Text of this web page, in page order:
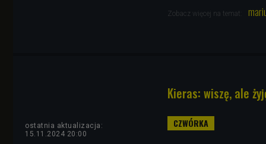
Zobacz więcej na temat:
Kieras: wiszę, ale
ostatnia aktualizacja:
15.11.2024 20:00